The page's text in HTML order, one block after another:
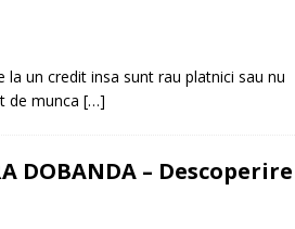
rapide. CREDIT RAPID
un credit insa sunt rau platnici sau nu
de munca […]
– Descoperire